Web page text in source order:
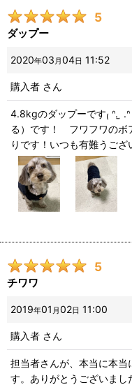
5
ダップー
2020年03 月04日 11:52
購入者 さん
4.8kgのダップーです₍ ᐢ.
る）です！ フワフワのボ
りです！いつも有難うご
5
チワワ
2019年01 月02日 11:00
購入者 さん
担当者さんが、本当に本
す。ありがとうございまし